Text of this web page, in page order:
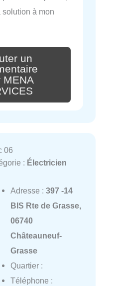
solution à mon
un
MENA
06
: Électricien
Adresse : 397 -14
BIS Rte de Grasse,
06740
Châteauneuf-
Grasse
Quartier :
Téléphone :